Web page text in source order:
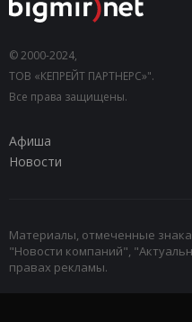
© 2000-2024,
ТОВ «КЕПРЕЙТ ПАРТНЕРС»".
Все права защищены.
Афиша
Новости
Материалы, отмеченные
"Новости компаний",
правах рекламы.